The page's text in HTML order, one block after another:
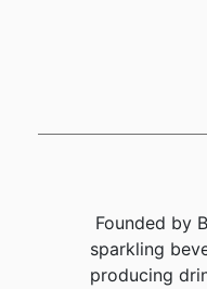
Founded by
sparkling
producing